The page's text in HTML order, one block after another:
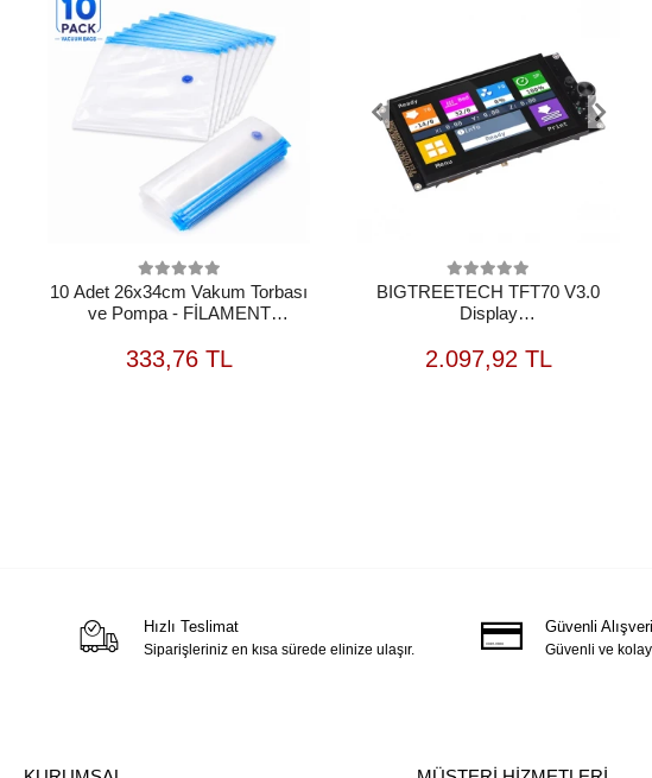
10 Adet 26x34cm Vakum Torbası
ve Pompa - FİLAMENT
333,76 TLSEPETE
EKLE
BIGTREETECH TFT70 V3.0
Display
OUTLET
2.097,92 TL
SEPETE
EKLE
Hızlı Teslimat
Siparişleriniz en kısa sürede elinize ulaşır.
Güvenli
Güvenli ve